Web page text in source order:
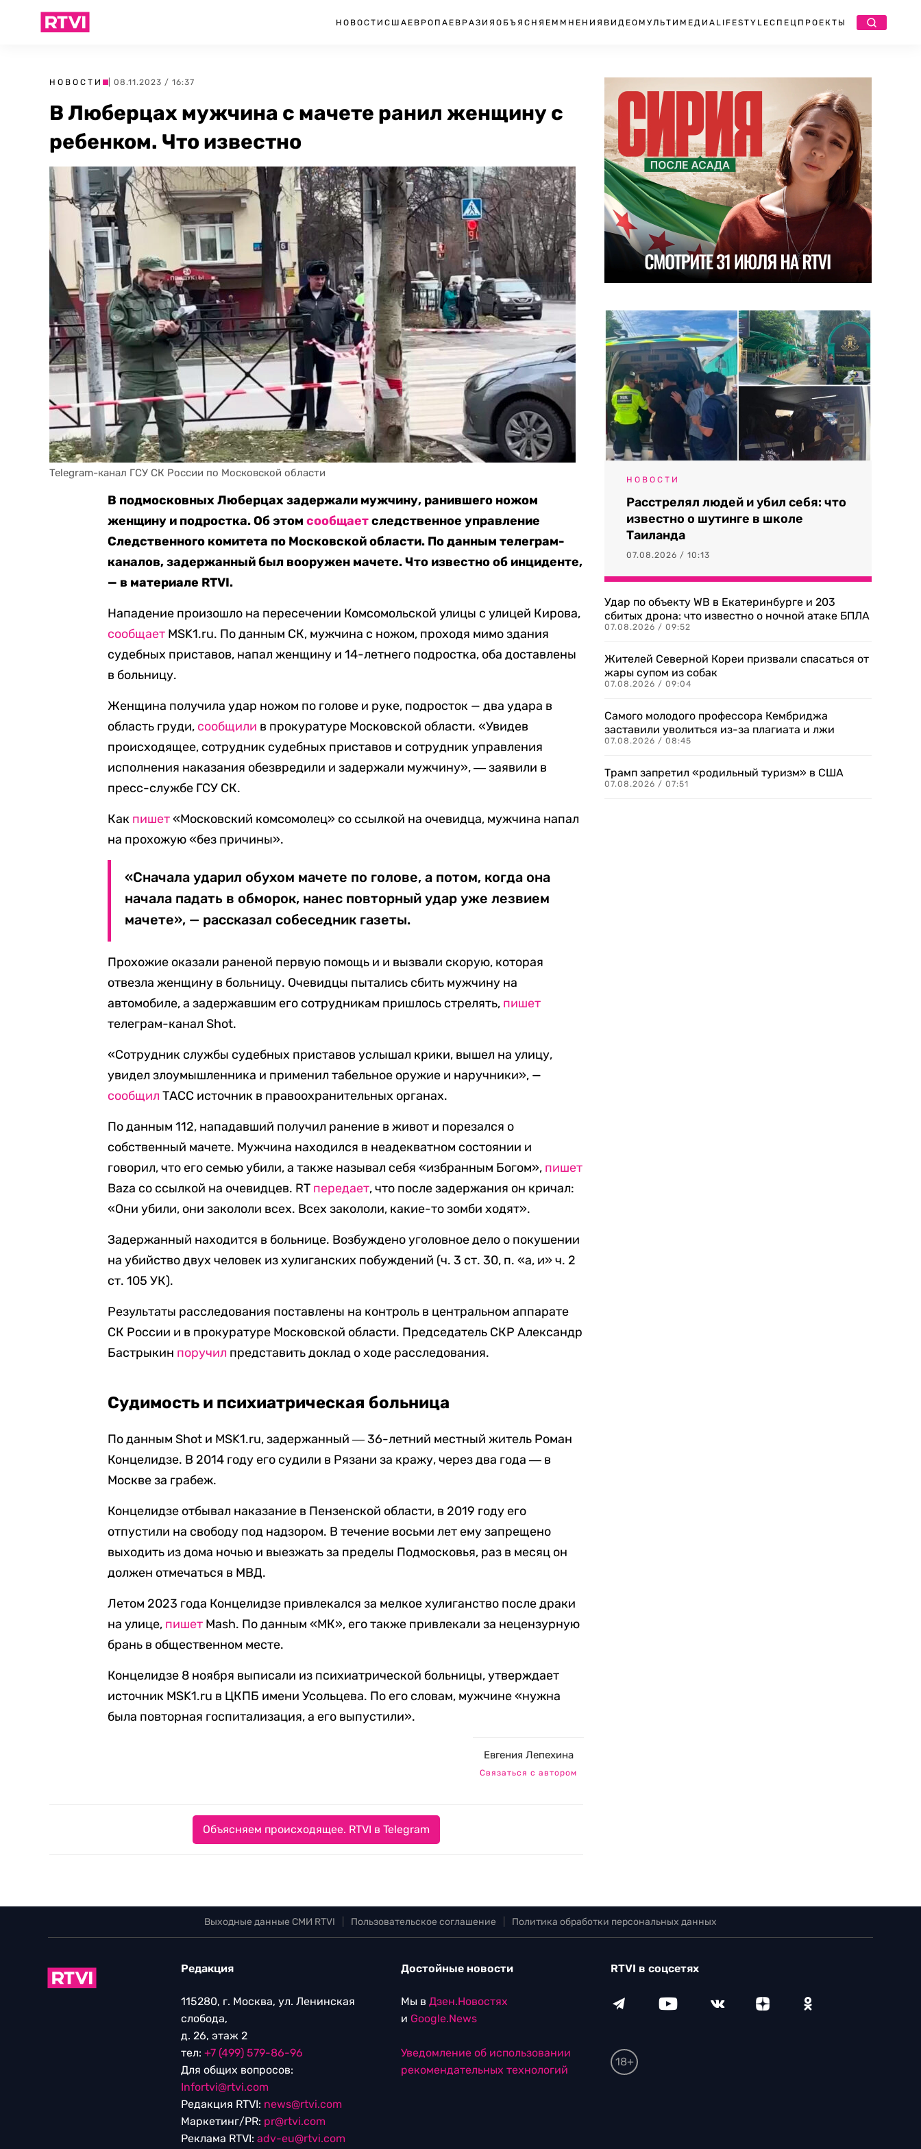
НОВОСТИ США ЕВРОПА ЕВРАЗИЯ ОБЪЯСНЯЕМ МНЕНИЯ ВИДЕО МУЛЬТИМЕДИА LIFESTYLEСПЕЦПРОЕКТЫ
НОВОСТИ | 08.11.2023 / 16:37
В Люберцах мужчина с мачете ранил женщину с
ребенком. Что известно
Telegram-канал ГСУ СК России по Московской области
В подмосковных Люберцах задержали мужчину, ранившего ножом
женщину и подростка. Об этомсообщаетследственное управление
Следственного комитета по Московской области. По данным телеграм-
каналов, задержанный был вооружен мачете. Что известно об инциденте,
— в материале RTVI.
Нападение произошло на пересечении Комсомольской улицы с улицей Кирова,
сообщает MSK1.ru. По данным СК, мужчина с ножом, проходя мимо здания
судебных приставов, напал женщину и 14-летнего подростка, оба доставлены
в больницу.
Женщина получила удар ножом по голове и руке, подросток — два удара в
область груди, сообщили в прокуратуре Московской области. «Увидев
происходящее, сотрудник судебных приставов и сотрудник управления
исполнения наказания обезвредили и задержали мужчину», ― заявили в
пресс-службе ГСУ СК.
Как пишет«Московский комсомолец» со ссылкой на очевидца, мужчина напал
на прохожую «без причины».
«Сначала ударил обухом мачете по голове, а потом, когда она
начала падать в обморок, нанес повторный удар уже лезвием
мачете», — рассказал собеседник газеты.
Прохожие оказали раненой первую помощь и и вызвали скорую, которая
отвезла женщину в больницу. Очевидцы пытались сбить мужчину на
автомобиле, а задержавшим его сотрудникам пришлось стрелять, пишет
телеграм-канал Shot.
«Сотрудник службы судебных приставов услышал крики, вышел на улицу,
увидел злоумышленника и применил табельное оружие и наручники», —
сообщил ТАСС источник в правоохранительных органах.
По данным 112, нападавший получил ранение в живот и порезался о
собственный мачете. Мужчина находился в неадекватном состоянии и
говорил, что его семью убили, а также называл себя «избранным Богом», пишет
Baza со ссылкой на очевидцев. RT передает, что после задержания он кричал:
«Они убили, они закололи всех. Всех закололи, какие-то зомби ходят».
Задержанный находится в больнице. Возбуждено уголовное дело о покушении
на убийство двух человек из хулиганских побуждений (ч. 3 ст. 30, п. «а, и» ч. 2
ст. 105 УК).
Результаты расследования поставлены на контроль в центральном аппарате
СК России и в прокуратуре Московской области. Председатель СКР Александр
Бастрыкин поручил представить доклад о ходе расследования.
Судимость и психиатрическая больница
По данным Shot и MSK1.ru, задержанный ― 36-летний местный житель Роман
Концелидзе. В 2014 году его судили в Рязани за кражу, через два года ― в
Москве за грабеж.
Концелидзе отбывал наказание в Пензенской области, в 2019 году его
отпустили на свободу под надзором. В течение восьми лет ему запрещено
выходить из дома ночью и выезжать за пределы Подмосковья, раз в месяц он
должен отмечаться в МВД.
Летом 2023 года Концелидзе привлекался за мелкое хулиганство после драки
на улице, пишет Mash. По данным «МК», его также привлекали за нецензурную
брань в общественном месте.
Концелидзе 8 ноября выписали из психиатрической больницы, утверждает
источник MSK1.ru в ЦКПБ имени Усольцева. По его словам, мужчине «нужна
была повторная госпитализация, а его выпустили».
Евгения Лепехина
Связаться с автором
Объясняем происходящее. RTVI в Telegram
НОВОСТИ
Расстрелял людей и убил себя: что
известно о шутинге в школе
Таиланда
07.08.2026 / 10:13
Удар по объекту WB в Екатеринбурге и 203
сбитых дрона: что известно о ночной атаке БПЛА
07.08.2026 / 09:52
Жителей Северной Кореи призвали спасаться от
жары супом из собак
07.08.2026 / 09:04
Самого молодого профессора Кембриджа
заставили уволиться из-за плагиата и лжи
07.08.2026 / 08:45
Трамп запретил «родильный туризм» в США
07.08.2026 / 07:51
Выходные данные СМИ RTVI Пользовательское соглашение Политика обработки персональных данных
Редакция
115280, г. Москва, ул. Ленинская
слобода,
д. 26, этаж 2
тел: +7 (499) 579-86-96
Для общих вопросов:
Infortvi@rtvi.com
Редакция RTVI: news@rtvi.com
Маркетинг/PR: pr@rtvi.com
Реклама RTVI: adv-eu@rtvi.com
Достойные новости
Мы в Дзен.Новостях
и Google.News
Уведомление об использовании
рекомендательных технологий
RTVI в соцсетях
18+